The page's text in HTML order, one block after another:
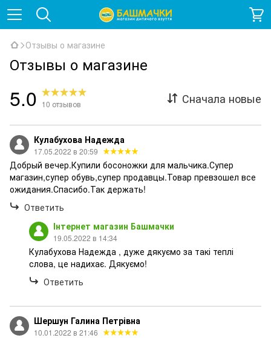
Отзывы о магазине
Отзывы о магазине
5.0 10 отзывов Сначала новые
Кулабухова Надежда
17.05.2022 в 20:59
Добрый вечер.Купили босоножки для мальчика.Супер
магазин,супер обувь,супер продавцы.Товар превзошел все
ожидания.Спасибо.Так держать!
Ответить
Інтернет магазин Башмачки
19.05.2022 в 14:34
Кулабухова Надежда , дуже дякуємо за такі теплі
слова, це надихає. Дякуємо!
Ответить
Шершун Галина Петрівна
10.01.2022 в 21:46